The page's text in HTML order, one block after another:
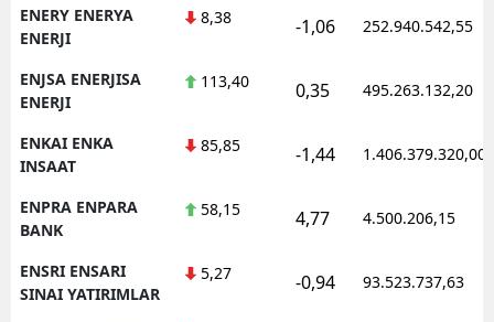
ENERY ENERYA
ENERJI
8,38 -1,06 252.940.542,55
ENJSA ENERJISA
ENERJI
113,40 0,35 495.263.132,20
ENKAI ENKA
INSAAT
85,85 -1,44 1.406.379.320,00
ENPRA ENPARA
BANK
58,15 4,77 4.500.206,15
ENSRI ENSARI
SINAI YATIRIMLAR
5,27 -0,94 93.523.737,63